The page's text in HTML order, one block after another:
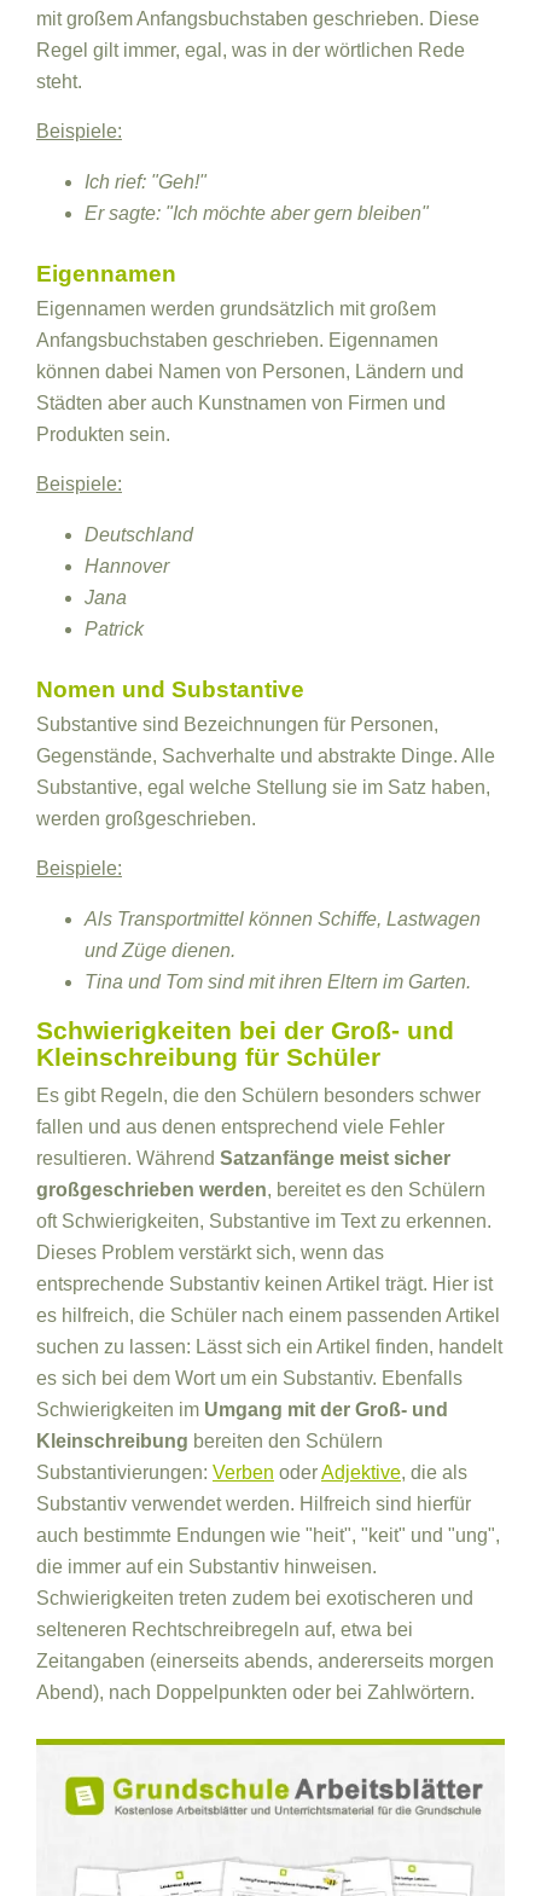
mit großem Anfangsbuchstaben geschrieben. Diese
Regel gilt immer, egal, was in der wörtlichen Rede
steht.
Beispiele:
Ich rief: "Geh!"
Er sagte: "Ich möchte aber gern bleiben"
Eigennamen
Eigennamen werden grundsätzlich mit großem
Anfangsbuchstaben geschrieben. Eigennamen
können dabei Namen von Personen, Ländern und
Städten aber auch Kunstnamen von Firmen und
Produkten sein.
Beispiele:
Deutschland
Hannover
Jana
Patrick
Nomen und Substantive
Substantive sind Bezeichnungen für Personen,
Gegenstände, Sachverhalte und abstrakte Dinge. Alle
Substantive, egal welche Stellung sie im Satz haben,
werden großgeschrieben.
Beispiele:
Als Transportmittel können Schiffe, Lastwagen
und Züge dienen.
Tina und Tom sind mit ihren Eltern im Garten.
Schwierigkeiten bei der Groß- und
Kleinschreibung für Schüler
Es gibt Regeln, die den Schülern besonders schwer
fallen und aus denen entsprechend viele Fehler
resultieren. Während Satzanfänge meist sicher
großgeschrieben werden, bereitet es den Schülern
oft Schwierigkeiten, Substantive im Text zu erkennen.
Dieses Problem verstärkt sich, wenn das
entsprechende Substantiv keinen Artikel trägt. Hier ist
es hilfreich, die Schüler nach einem passenden Artikel
suchen zu lassen: Lässt sich ein Artikel finden, handelt
es sich bei dem Wort um ein Substantiv. Ebenfalls
Schwierigkeiten im Umgang mit der Groß- und
Kleinschreibung bereiten den Schülern
Substantivierungen: Verben oderAdjektive, die als
Substantiv verwendet werden. Hilfreich sind hierfür
auch bestimmte Endungen wie "heit", "keit" und "ung",
die immer auf ein Substantiv hinweisen.
Schwierigkeiten treten zudem bei exotischeren und
selteneren Rechtschreibregeln auf, etwa bei
Zeitangaben (einerseits abends, andererseits morgen
Abend), nach Doppelpunkten oder bei Zahlwörtern.